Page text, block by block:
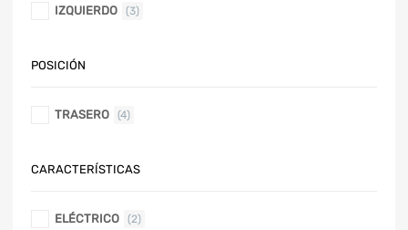
IZQUIERDO (3)
POSICIÓN
TRASERO (4)
CARACTERÍSTICAS
ELÉCTRICO (2)